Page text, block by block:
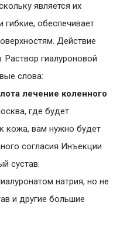
является их
обеспечивает
Действие
Раствор гиалуроновой
слова:
лечение коленного
где будет
кожа, вам нужно будет
согласия Инъекции
сустав:
натрия, но не
и другие большие